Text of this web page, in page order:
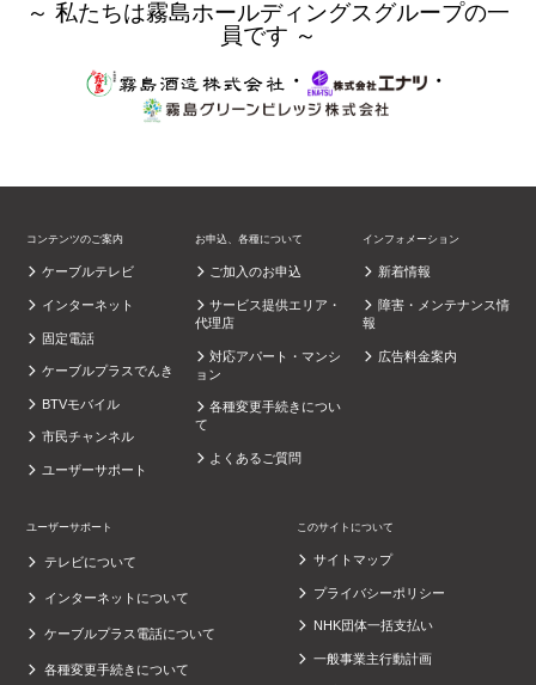
～ 私たちは霧島ホールディングスグループの一
員です ～
・
・
コンテンツのご案内
ケーブルテレビ
インターネット
固定電話
ケーブルプラスでんき
BTVモバイル
市民チャンネル
ユーザーサポート
お申込、各種について
ご加入のお申込
サービス提供エリア・
代理店
対応アパート・マンシ
ョン
各種変更手続きについ
て
よくあるご質問
インフォメーション
新着情報
障害・メンテナンス情
報
広告料金案内
ユーザーサポート
テレビについて
インターネットについて
ケーブルプラス電話について
各種変更手続きについて
このサイトについて
サイトマップ
プライバシーポリシー
NHK団体一括支払い
一般事業主行動計画